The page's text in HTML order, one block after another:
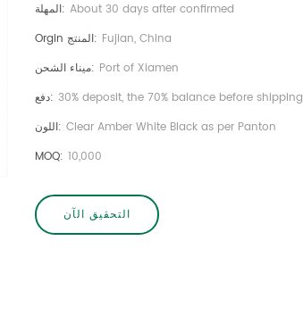
المهلة: About 30 days after confirmed
Orgin المنتج: Fujian, China
ميناء الشحن: Port of Xiamen
دفع: 30% deposit, the 70% balance before shipping
اللون: Clear Amber White Black as per Panton
MOQ: 10,000
التحقيق الآن